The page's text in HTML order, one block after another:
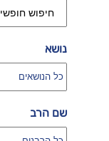
נושא
שם הרב